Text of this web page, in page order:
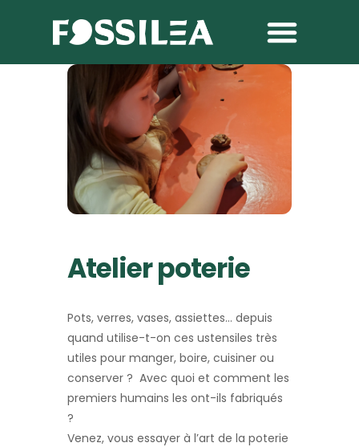
Atelier poterie
Pots, verres, vases, assiettes… depuis
quand utilise-t-on ces ustensiles très
utiles pour manger, boire, cuisiner ou
conserver ? Avec quoi et comment les
premiers humains les ont-ils fabriqués
?
Venez, vous essayer à l’art de la poterie